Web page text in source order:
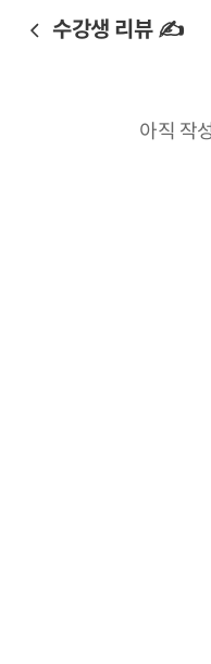
수강생 리뷰 ✍️
아직 작